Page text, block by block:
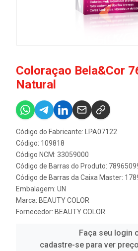
Coloraçao Bela&Cor
Natural
Código do Fabricante: LPA07122
Código: 109818
Código NCM: 33059000
Código de Barras do Produto:
Código de Barras da Caixa Master:
Embalagem: UN
Marca: BEAUTY COLOR
Fornecedor: BEAUTY COLOR
Faça seu login
cadastre-se para ver